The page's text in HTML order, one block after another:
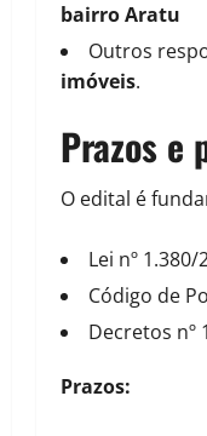
bairro Aratu
Outros
imóveis.
Prazos e
O edital é
Lei nº 1.380/
Código de
Decretos nº
Prazos: